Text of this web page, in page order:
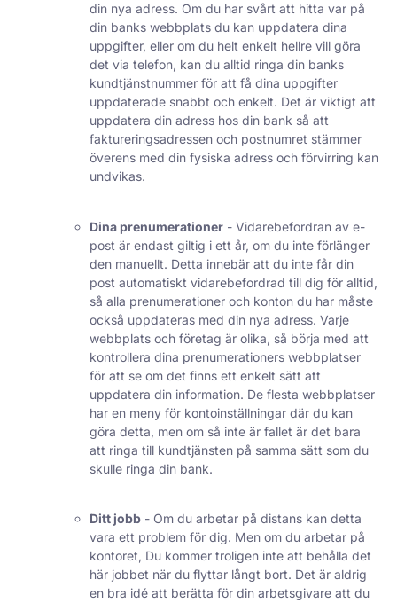
din nya adress. Om du har svårt att hitta var på
din banks webbplats du kan uppdatera dina
uppgifter, eller om du helt enkelt hellre vill göra
det via telefon, kan du alltid ringa din banks
kundtjänstnummer för att få dina uppgifter
uppdaterade snabbt och enkelt. Det är viktigt att
uppdatera din adress hos din bank så att
faktureringsadressen och postnumret stämmer
överens med din fysiska adress och förvirring kan
undvikas.
Dina prenumerationer - Vidarebefordran av e-
post är endast giltig i ett år, om du inte förlänger
den manuellt. Detta innebär att du inte får din
post automatiskt vidarebefordrad till dig för alltid,
så alla prenumerationer och konton du har måste
också uppdateras med din nya adress. Varje
webbplats och företag är olika, så börja med att
kontrollera dina prenumerationers webbplatser
för att se om det finns ett enkelt sätt att
uppdatera din information. De flesta webbplatser
har en meny för kontoinställningar där du kan
göra detta, men om så inte är fallet är det bara
att ringa till kundtjänsten på samma sätt som du
skulle ringa din bank.
Ditt jobb - Om du arbetar på distans kan detta
vara ett problem för dig. Men om du arbetar på
kontoret, Du kommer troligen inte att behålla det
här jobbet när du flyttar långt bort. Det är aldrig
en bra idé att berätta för din arbetsgivare att du